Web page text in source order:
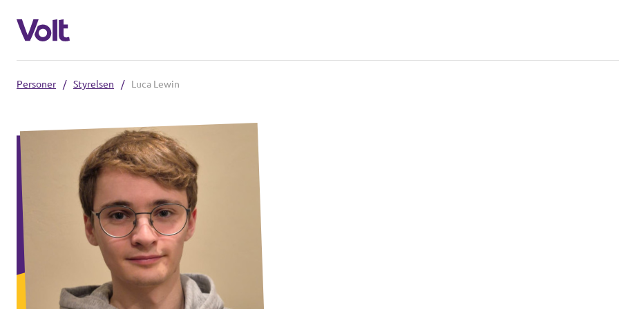
Svenska
Regioner
Volt Stockholm
Volt Västra Götaland
Politik
Om Volt
Personer
Nyheter
Personer / Styrelsen / Luca Lewin